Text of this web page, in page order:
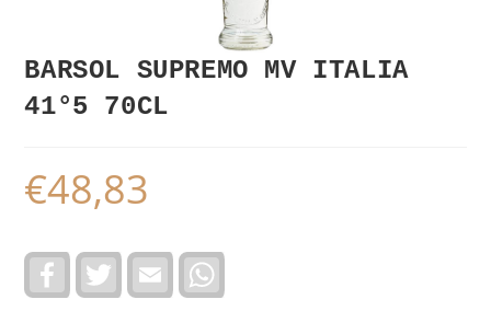
BARSOL SUPREMO MV ITALIA
41°5 70CL
€48,83
c
T
i
E
a
a